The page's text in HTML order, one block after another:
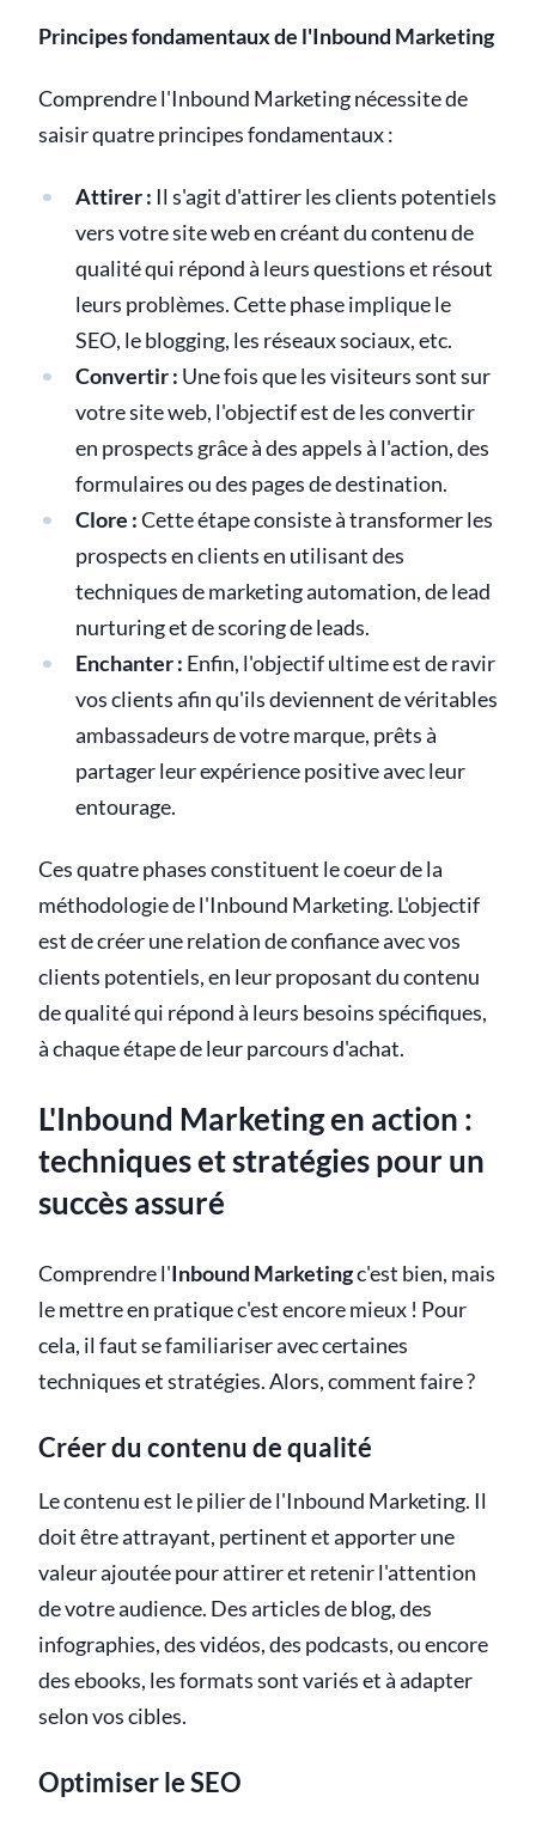
Principes fondamentaux de l'Inbound Marketing
Comprendre l'Inbound Marketing nécessite de
saisir quatre principes fondamentaux :
Attirer : Il s'agit d'attirer les clients potentiels
vers votre site web en créant du contenu de
qualité qui répond à leurs questions et résout
leurs problèmes. Cette phase implique le
SEO, le blogging, les réseaux sociaux, etc.
Convertir : Une fois que les visiteurs sont sur
votre site web, l'objectif est de les convertir
en prospects grâce à des appels à l'action, des
formulaires ou des pages de destination.
Clore :Cette étape consiste à transformer les
prospects en clients en utilisant des
techniques de marketing automation, de lead
nurturing et de scoring de leads.
Enchanter : Enfin, l'objectif ultime est de ravir
vos clients afin qu'ils deviennent de véritables
ambassadeurs de votre marque, prêts à
partager leur expérience positive avec leur
entourage.
Ces quatre phases constituent le coeur de la
méthodologie de l'Inbound Marketing. L'objectif
est de créer une relation de confiance avec vos
clients potentiels, en leur proposant du contenu
de qualité qui répond à leurs besoins spécifiques,
à chaque étape de leur parcours d'achat.
L'Inbound Marketing en action :
techniques et stratégies pour un
succès assuré
Comprendre l'Inbound Marketingc'est bien, mais
le mettre en pratique c'est encore mieux ! Pour
cela, il faut se familiariser avec certaines
techniques et stratégies. Alors, comment faire ?
Créer du contenu de qualité
Le contenu est le pilier de l'Inbound Marketing. Il
doit être attrayant, pertinent et apporter une
valeur ajoutée pour attirer et retenir l'attention
de votre audience. Des articles de blog, des
infographies, des vidéos, des podcasts, ou encore
des ebooks, les formats sont variés et à adapter
selon vos cibles.
Optimiser le SEO